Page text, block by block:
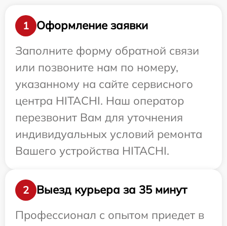
1
Оформление заявки
Заполните форму обратной связи
или позвоните нам по номеру,
указанному на сайте сервисного
центра HITACHI. Наш оператор
перезвонит Вам для уточнения
индивидуальных условий ремонта
Вашего устройства HITACHI.
2
Выезд курьера за 35 минут
Профессионал с опытом приедет в